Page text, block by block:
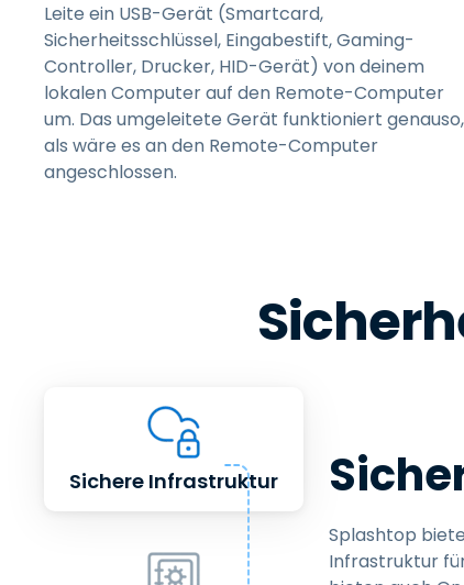
Leite ein USB-Gerät (Smartcard,
Sicherheitsschlüssel, Eingabestift, Gaming-
Controller, Drucker, HID-Gerät) von deinem
lokalen Computer auf den Remote-Computer
um. Das umgeleitete Gerät funktioniert genauso,
als wäre es an den Remote-Computer
angeschlossen.
Sichere Infrastruktur
Splashtop
Infrastruktur